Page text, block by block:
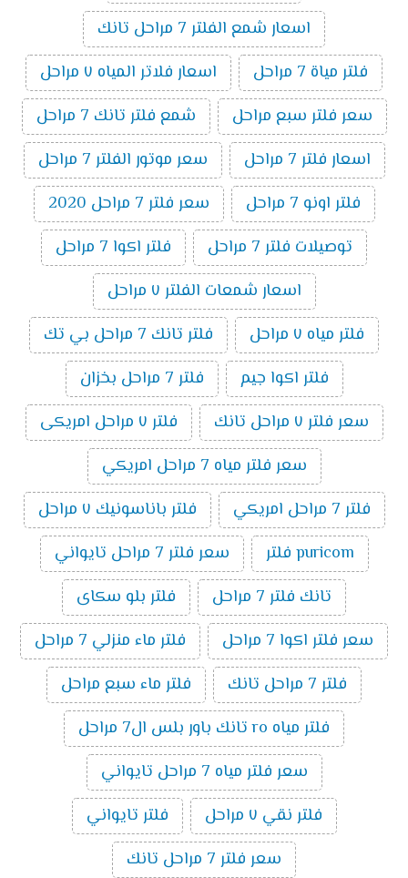
اسعار شمع الفلتر 7 مراحل تانك
فلتر مياة 7 مراحل
اسعار فلاتر المياه ٧ مراحل
سعر فلتر سبع مراحل
شمع فلتر تانك 7 مراحل
اسعار فلتر 7 مراحل
سعر موتور الفلتر 7 مراحل
فلتر اونو 7 مراحل
سعر فلتر 7 مراحل 2020
توصيلات فلتر 7 مراحل
فلتر اكوا 7 مراحل
اسعار شمعات الفلتر ٧ مراحل
فلتر مياه ٧ مراحل
فلتر تانك 7 مراحل بي تك
فلتر اكوا جيم
فلتر 7 مراحل بخزان
سعر فلتر ٧ مراحل تانك
فلتر ٧ مراحل امريكى
سعر فلتر مياه 7 مراحل امريكي
فلتر 7 مراحل امريكي
فلتر باناسونيك ٧ مراحل
puricom فلتر
سعر فلتر 7 مراحل تايواني
تانك فلتر 7 مراحل
فلتر بلو سكاى
سعر فلتر اكوا 7 مراحل
فلتر ماء منزلي 7 مراحل
فلتر 7 مراحل تانك
فلتر ماء سبع مراحل
فلتر مياه ro تانك باور بلس ال7 مراحل
سعر فلتر مياه 7 مراحل تايواني
فلتر نقي ٧ مراحل
فلتر تايواني
سعر فلتر 7 مراحل تانك